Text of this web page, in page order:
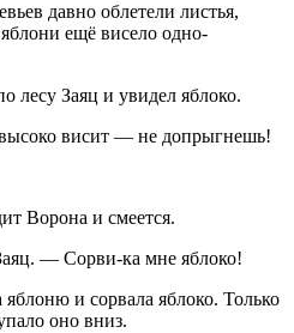
давно облетели листья,
ещё висело одно-
лесу Заяц и увидел яблоко.
висит — не допрыгнешь!
Ворона и смеется.
— Сорви-ка мне яблоко!
и сорвала яблоко. Только
оно вниз.